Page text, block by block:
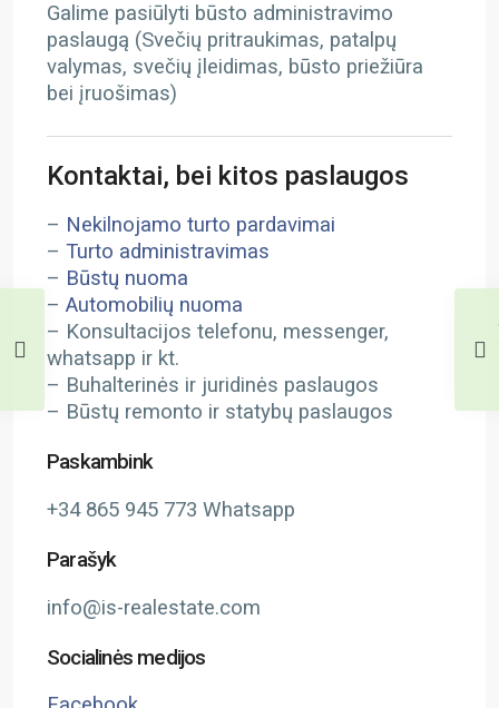
Galime pasiūlyti būsto administravimo
paslaugą (Svečių pritraukimas, patalpų
valymas, svečių įleidimas, būsto priežiūra
bei įruošimas)
Kontaktai, bei kitos paslaugos
– Nekilnojamo turto pardavimai
– Turto administravimas
– Būstų nuoma
– Automobilių nuoma
– Konsultacijos telefonu, messenger,
whatsapp ir kt.
– Buhalterinės ir juridinės paslaugos
– Būstų remonto ir statybų paslaugos
Paskambink
+34 865 945 773 Whatsapp
Parašyk
info@is-realestate.com
Socialinės medijos